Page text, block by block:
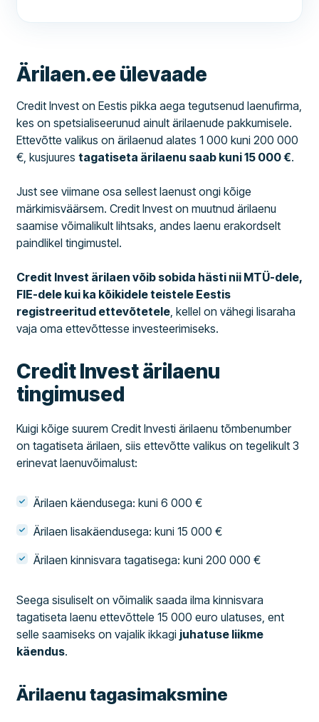
Ärilaen.ee ülevaade
Credit Invest on Eestis pikka aega tegutsenud laenufirma,
kes on spetsialiseerunud ainult ärilaenude pakkumisele.
Ettevõtte valikus on ärilaenud alates 1 000 kuni 200 000
€, kusjuurestagatiseta ärilaenu saab kuni 15 000 €.
Just see viimane osa sellest laenust ongi kõige
märkimisväärsem. Credit Invest on muutnud ärilaenu
saamise võimalikult lihtsaks, andes laenu erakordselt
paindlikel tingimustel.
Credit Invest ärilaen võib sobida hästi nii MTÜ-dele,
FIE-dele kui ka kõikidele teistele Eestis
registreeritud ettevõtetele, kellel on vähegi lisaraha
vaja oma ettevõttesse investeerimiseks.
Credit Invest ärilaenu
tingimused
Kuigi kõige suurem Credit Investi ärilaenu tõmbenumber
on tagatiseta ärilaen, siis ettevõtte valikus on tegelikult 3
erinevat laenuvõimalust:
Ärilaen käendusega: kuni 6 000 €
Ärilaen lisakäendusega: kuni 15 000 €
Ärilaen kinnisvara tagatisega: kuni 200 000 €
Seega sisuliselt on võimalik saada ilma kinnisvara
tagatiseta laenu ettevõttele 15 000 euro ulatuses, ent
selle saamiseks on vajalik ikkagi juhatuse liikme
käendus.
Ärilaenu tagasimaksmine